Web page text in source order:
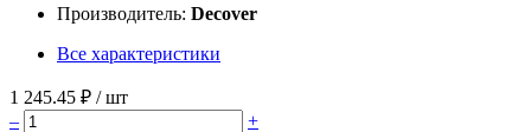
Производитель: Decover
Все характеристики
1 245.45 ₽ / шт
–
+